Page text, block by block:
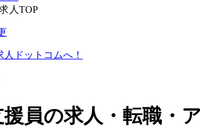
人TOP
員の求人・転職・